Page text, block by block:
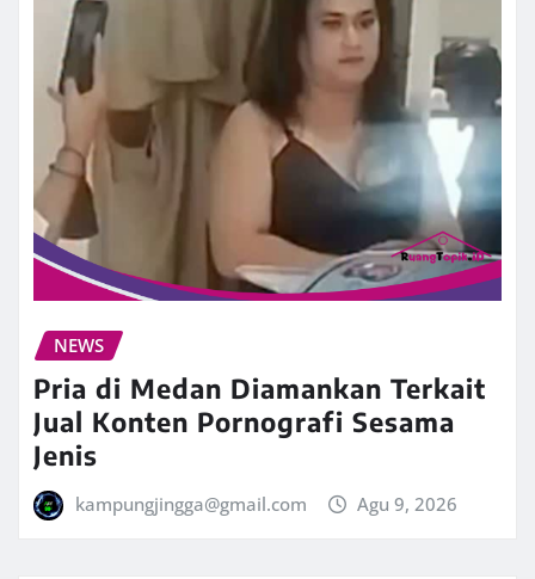
NEWS
Pria di Medan Diamankan Terkait
Jual Konten Pornografi Sesama
Jenis
kampungjingga@gmail.com Agu 9, 2026